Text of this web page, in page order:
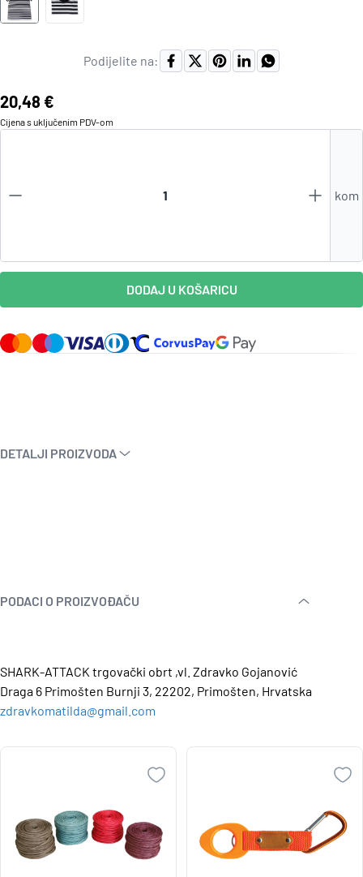
Podijelite na:
DETALJI PROIZVODA
PODACI O PROIZVOĐAČU
SHARK-ATTACK trgovački obrt ,vl. Zdravko Gojanović
Draga 6 Primošten Burnji 3, 22202, Primošten, Hrvatska
zdravkomatilda@gmail.com
Cijena:
20,48 €
Cijena s uključenim PDV-om
kom
DODAJ U KOŠARICU